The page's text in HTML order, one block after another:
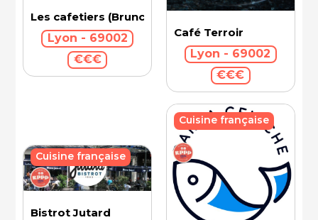
Les cafetiers (Brunch)
Lyon - 69002
€€€
Café Terroir
Lyon - 69002
€€€
Bistrot Jutard
Cuisine française
Cuisine française